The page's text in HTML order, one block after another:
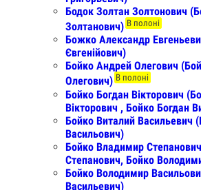
Бодок Золтан Золтонович
Золтанович) В полоні
Божко Александр
Євгенійович)
Бойко Андрей Олегович
Олегович) В полоні
Бойко Богдан Вікторович
Вікторович , Бойко Богдан
Бойко Виталий Васильевич
Васильович)
Бойко Владимир
Степанович, Бойко
Бойко Володимир
Васильевич)